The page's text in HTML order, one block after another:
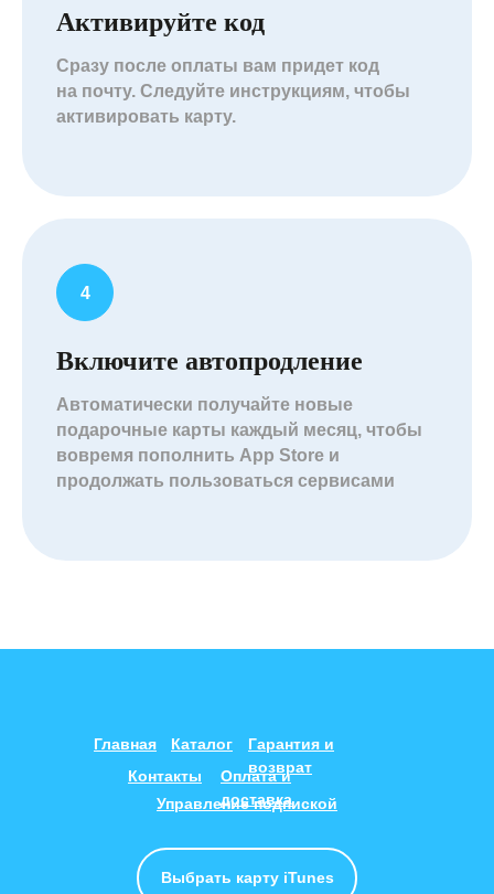
Активируйте код
Сразу после оплаты вам придет код
на почту. Следуйте инструкциям, чтобы
активировать карту.
Включите автопродление
Автоматически получайте новые
подарочные карты каждый месяц, чтобы
вовремя пополнить App Store и
продолжать пользоваться сервисами
Главная Каталог
Гарантия и
возврат
Оплата и
доставка
Контакты
Выбрать карту iTunes
Управление подпиской